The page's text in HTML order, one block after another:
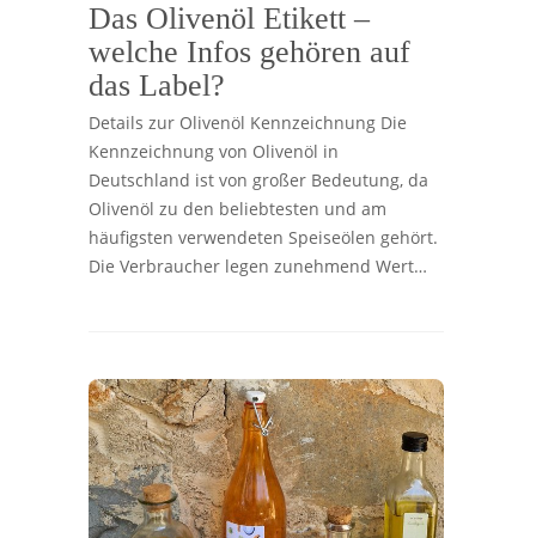
Das Olivenöl Etikett –
welche Infos gehören auf
das Label?
Details zur Olivenöl Kennzeichnung Die
Kennzeichnung von Olivenöl in
Deutschland ist von großer Bedeutung, da
Olivenöl zu den beliebtesten und am
häufigsten verwendeten Speiseölen gehört.
Die Verbraucher legen zunehmend Wert…